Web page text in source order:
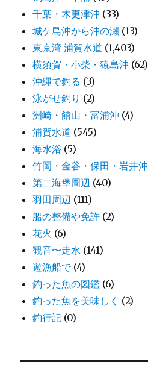
千葉・木更津沖 (33)
城ケ島沖から沖の瀬 (13)
東京湾 浦賀水道 (1,403)
横須賀・小柴・猿島沖 (62)
沖縄で釣る (3)
泳がせ釣り (2)
洲崎・館山・富浦沖 (4)
浦賀水道 (545)
海水浴 (5)
竹岡・金谷・保田・岩井沖
第二海堡周辺 (40)
羽田周辺 (111)
船の整備や免許 (2)
花火 (6)
観音〜走水 (141)
遊漁船で(4)
釣った魚の図鑑 (6)
釣った魚を美味しく (2)
釣行記 (0)